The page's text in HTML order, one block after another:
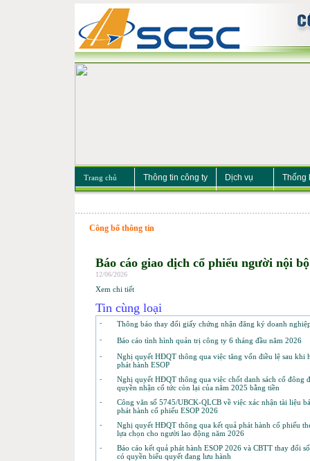
Trang chủ Thông tin công ty Dịch vụ Thống
Công bố thông tin
Báo cáo giao dịch cổ phiếu người nội bộ
12/06/2026
Xem chi tiết
Tin cùng loại
- Thông báo thay đổi giấy chứng nhận đăng ký doanh
- Báo cáo tình hình quản trị công ty 6 tháng đầu năm 2026
-
Nghị quyết HĐQT thông qua việc tăng vốn điều lệ sau khi
phát hành ESOP
-
Nghị quyết HĐQT thông qua việc chốt danh sách cổ đông
quyền nhận cổ tức còn lại của năm 2025 bằng tiền
-
Công văn số 5745/UBCK-QLCB về việc xác nhận tài liệu
phát hành cổ phiếu ESOP 2026
-
Nghị quyết HĐQT thông qua kết quả phát hành cổ phiếu
lựa chọn cho người lao động năm 2026
-
Báo cáo kết quả phát hành ESOP 2026 và CBTT thay đổi
có quyền biểu quyết đang lưu hành